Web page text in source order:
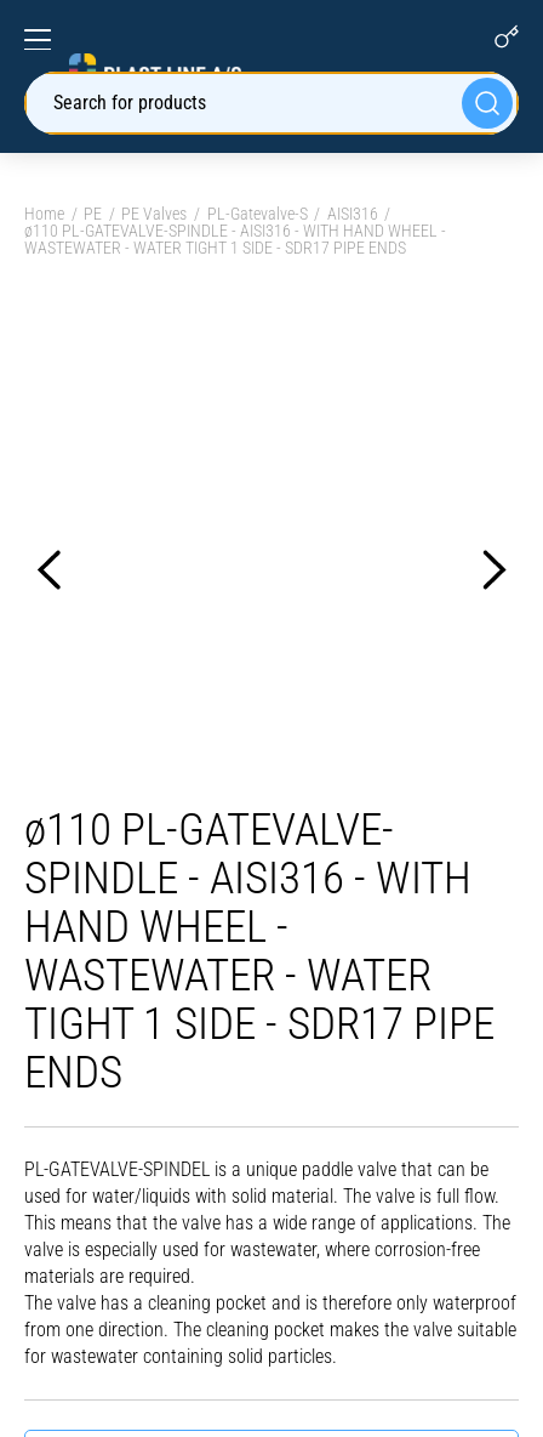
Search for products
Home PE PE Valves PL-Gatevalve-S
AISI316
ø110 PL-GATEVALVE-SPINDLE - AISI316 - WITH HAND WHEEL -
WASTEWATER - WATER TIGHT 1 SIDE - SDR17 PIPE ENDS
ø110 PL-GATEVALVE-
SPINDLE - AISI316 - WITH
HAND WHEEL -
WASTEWATER - WATER
TIGHT 1 SIDE - SDR17 PIPE
ENDS
PL-GATEVALVE-SPINDEL is a unique paddle valve that can be
used for water/liquids with solid material. The valve is full flow.
This means that the valve has a wide range of applications. The
valve is especially used for wastewater, where corrosion-free
materials are required.
The valve has a cleaning pocket and is therefore only waterproof
from one direction. The cleaning pocket makes the valve suitable
for wastewater containing solid particles.